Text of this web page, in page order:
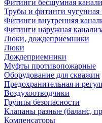
Фитинги бесшумная
Трубы и фитинги чугунная
Фитинги внутренняя
Фитинги наружная
Люки, дождеприемники
Люки
Дождеприемники
Муфты противопожарные
Оборудование для скважин
Предохранительная и
Воздухоотводчики
Группы безопасности
Клапаны разные (баланс,
Компенсаторы